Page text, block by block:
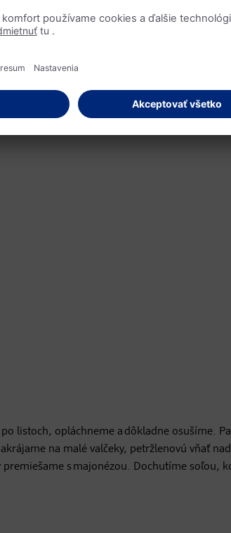
dokonalý ako v prvom prípade.
listoch, opláchneme a dôkladne osušíme.
na malé valčeky, petržlenovú vňať
s majonézou. Dochutíme soľou,